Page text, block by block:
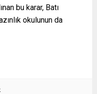
bu karar, Batı
okulunun da